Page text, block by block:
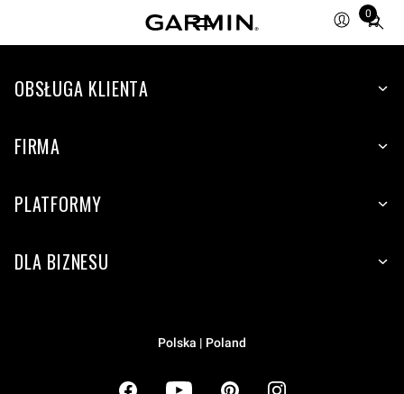
0
Total
OBSŁUGA KLIENTA
FIRMA
PLATFORMY
DLA BIZNESU
Polska | Poland